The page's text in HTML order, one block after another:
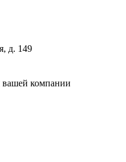
д. 149
вашей компании